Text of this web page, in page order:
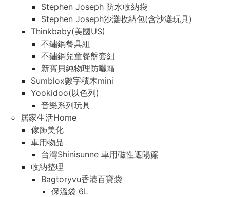
Stephen Joseph 防水收納袋
Stephen Joseph沙灘收納包(含沙灘玩具)
Thinkbaby(美國US)
不鏽鋼餐具組
不鏽鋼兒童餐盤套組
新寶貝純物理防曬霜
Sumblox數字積木mini
Yookidoo(以色列)
音樂系列玩具
居家生活Home
傢飾美化
車用物品
台灣Shinisunne 車用磁性遮陽簾
收納整理
Bagtoryvu香港百寶袋
保溫袋 6L